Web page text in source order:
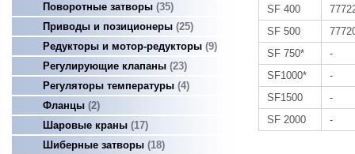
Поворотные затворы 35
Приводы и позиционеры 25
Редукторы и мотор-редукторы 9
Регулирующие клапаны 23
Регуляторы температуры 4
Фланцы 2
Шаровые краны 17
Шиберные затворы 18
SF 400
SF 500
SF 750*
-
SF1000*
-
SF1500
-
SF 2000
-